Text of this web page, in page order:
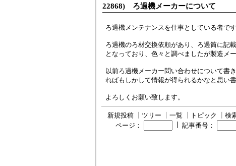
22868) ろ過機メーカーについて
ろ過機メンテナンスを仕事としている者です
ろ過機のろ材交換依頼があり、ろ過筒に記
となっており、色々と調べましたが製造メ
以前ろ過機メーカー問い合わせについて書
ればもしかして情報が得られるかなと思い書
よろしくお願い致します。
新規投稿 ツリー 一覧 トピック 検
ページ：
記事番号：